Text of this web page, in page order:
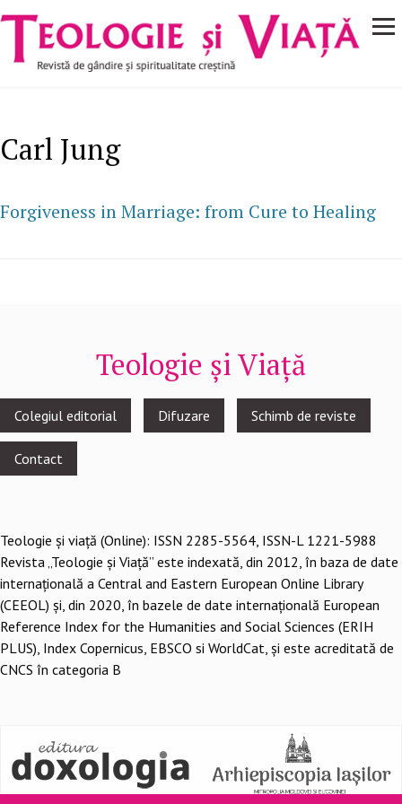
Mergi la conţinutul principal
Navigare
principală
Carl Jung
Forgiveness in Marriage: from Cure to Healing
Teologie și Viață
Footer
menu
Colegiul editorial Difuzare Schimb de reviste
Contact
Teologie şi viaţă (Online): ISSN 2285-5564, ISSN-L 1221-5988
Revista „Teologie și Viață” este indexată, din 2012, în baza de date
internațională a Central and Eastern European Online Library
(CEEOL) și, din 2020, în bazele de date internațională European
Reference Index for the Humanities and Social Sciences (ERIH
PLUS), Index Copernicus, EBSCO si WorldCat, și este acreditată de
CNCS în categoria B